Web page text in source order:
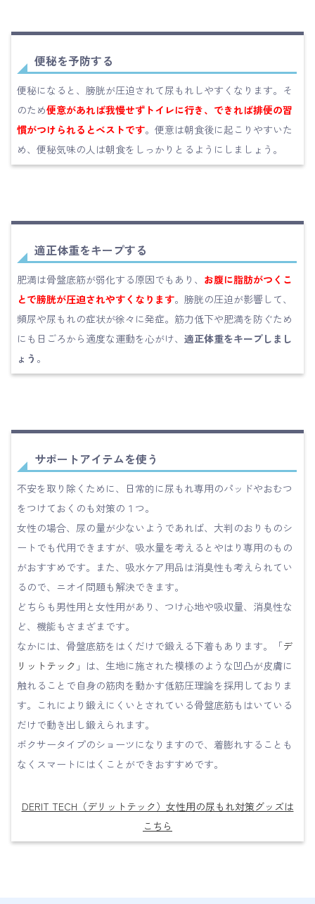
便秘を予防する
便秘になると、膀胱が圧迫されて尿もれしやすくなります。そ
のため便意があれば我慢せずトイレに行き、できれば排便の習
慣がつけられるとベストです。便意は朝食後に起こりやすいた
め、便秘気味の人は朝食をしっかりとるようにしましょう。
適正体重をキープする
肥満は骨盤底筋が弱化する原因でもあり、 お腹に脂肪がつくこ
とで膀胱が圧迫されやすくなります。膀胱の圧迫が影響して、
頻尿や尿もれの症状が徐々に発症。筋力低下や肥満を防ぐため
にも日ごろから適度な運動を心がけ、 適正体重をキープしまし
ょう 。
サポートアイテムを使う
不安を取り除くために、日常的に尿もれ専用のパッドやおむつ
をつけておくのも対策の１つ。
女性の場合、尿の量が少ないようであれば、大判のおりものシ
ートでも代用できますが、吸水量を考えるとやはり専用のもの
がおすすめです。また、吸水ケア用品は消臭性も考えられてい
るので、ニオイ問題も解決できます。
どちらも男性用と女性用があり、つけ心地や吸収量、消臭性な
ど、機能もさまざまです。
なかには、骨盤底筋をはくだけで鍛える下着もあります。「デ
リットテック 」は、生地に施された模様のような凹凸が皮膚に
触れることで自身の筋肉を動かす低筋圧理論を採用しておりま
す。これにより鍛えにくいとされている骨盤底筋もはいている
だけで動き出し鍛えられます。
ボクサータイプのショーツになりますので、着膨れすることも
なくスマートにはくことができおすすめです。
DERIT TECH（デリットテック）女性用の尿もれ対策グッズは
こちら